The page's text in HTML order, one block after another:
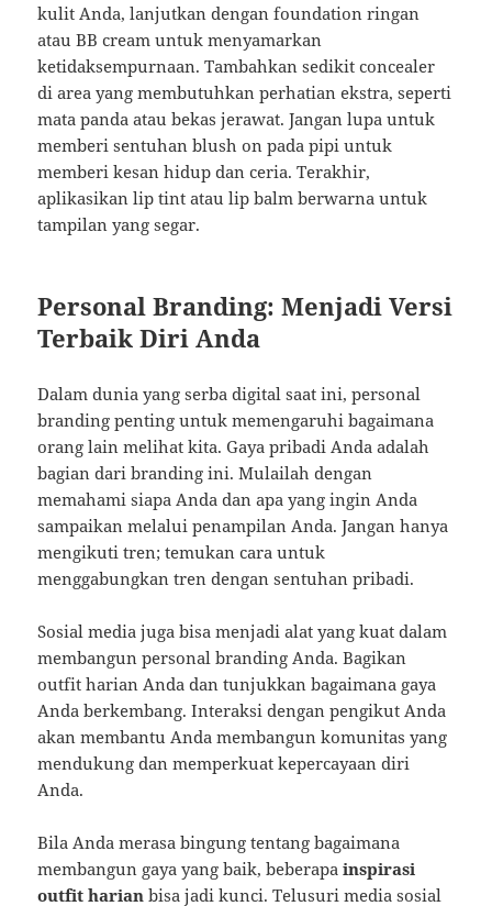
kulit Anda, lanjutkan dengan foundation ringan
atau BB cream untuk menyamarkan
ketidaksempurnaan. Tambahkan sedikit concealer
di area yang membutuhkan perhatian ekstra, seperti
mata panda atau bekas jerawat. Jangan lupa untuk
memberi sentuhan blush on pada pipi untuk
memberi kesan hidup dan ceria. Terakhir,
aplikasikan lip tint atau lip balm berwarna untuk
tampilan yang segar.
Personal Branding: Menjadi Versi
Terbaik Diri Anda
Dalam dunia yang serba digital saat ini, personal
branding penting untuk memengaruhi bagaimana
orang lain melihat kita. Gaya pribadi Anda adalah
bagian dari branding ini. Mulailah dengan
memahami siapa Anda dan apa yang ingin Anda
sampaikan melalui penampilan Anda. Jangan hanya
mengikuti tren; temukan cara untuk
menggabungkan tren dengan sentuhan pribadi.
Sosial media juga bisa menjadi alat yang kuat dalam
membangun personal branding Anda. Bagikan
outfit harian Anda dan tunjukkan bagaimana gaya
Anda berkembang. Interaksi dengan pengikut Anda
akan membantu Anda membangun komunitas yang
mendukung dan memperkuat kepercayaan diri
Anda.
Bila Anda merasa bingung tentang bagaimana
membangun gaya yang baik, beberapainspirasi
outfit harian bisa jadi kunci. Telusuri media sosial